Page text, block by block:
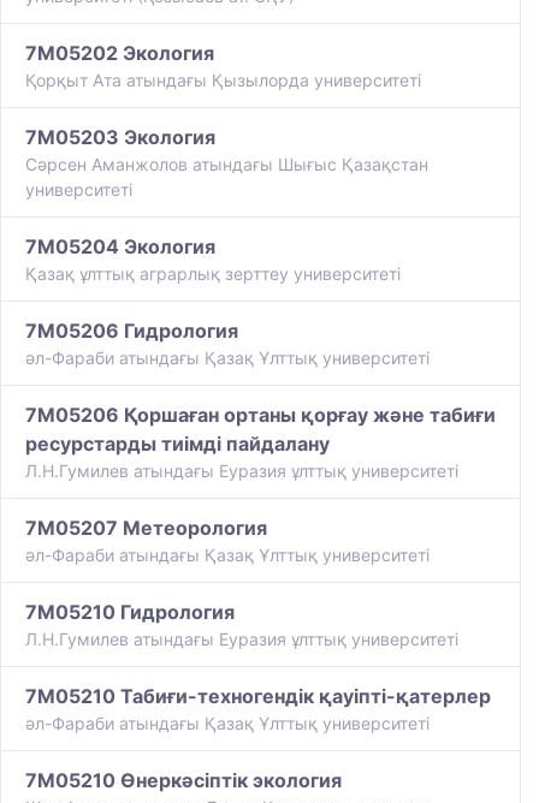
7M05202 Экология
Қорқыт Ата атындағы Қызылорда университеті
7M05203 Экология
Сәрсен Аманжолов атындағы Шығыс Қазақстан
университеті
7M05204 Экология
Қазақ ұлттық аграрлық зерттеу университеті
7M05206 Гидрология
әл-Фараби атындағы Қазақ Ұлттық университеті
7M05206 Қоршаған ортаны қорғау және табиғи
ресурстарды тиімді пайдалану
Л.Н.Гумилев атындағы Еуразия ұлттық университеті
7M05207 Метеорология
әл-Фараби атындағы Қазақ Ұлттық университеті
7M05210 Гидрология
Л.Н.Гумилев атындағы Еуразия ұлттық университеті
7M05210 Табиғи-техногендік қауіпті-қатерлер
әл-Фараби атындағы Қазақ Ұлттық университеті
7M05210 Өнеркәсіптік экология